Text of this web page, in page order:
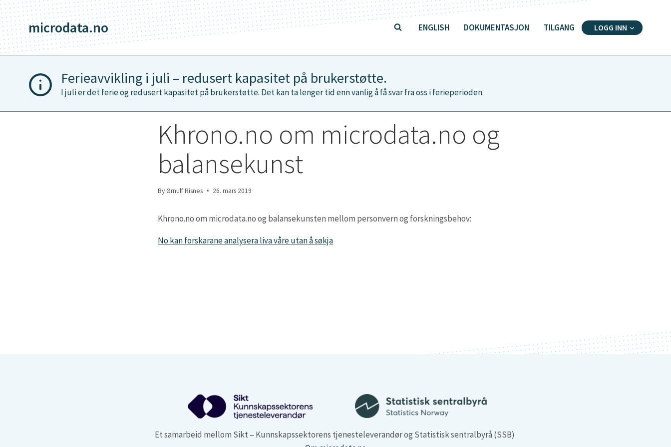
Skip
to
content microdata.no ENGLISH DOKUMENTASJON TILGANG LOGG INN
Ferieavvikling i juli – redusert kapasitet på brukerstøtte.
I juli er det ferie og redusert kapasitet på brukerstøtte. Det kan ta lenger tid enn vanlig å få svar fra oss i ferieperioden.
Khrono.no om microdata.no og
balansekunst
ByØrnulf Risnes 26. mars 2019
Khrono.no om microdata.no og balansekunsten mellom personvern og forskningsbehov:
No kan forskarane analysera liva våre utan å søkja
Et samarbeid mellom Sikt – Kunnskapssektorens tjenesteleverandør og Statistisk sentralbyrå (SSB)